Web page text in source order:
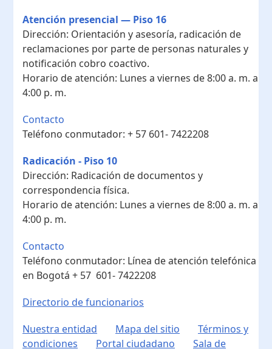
Atención presencial — Piso 16
Dirección: Orientación y asesoría, radicación de
reclamaciones por parte de personas naturales y
notificación cobro coactivo.
Horario de atención: Lunes a viernes de 8:00 a. m. a
4:00 p. m.
Contacto
Teléfono conmutador: + 57 601- 7422208
Radicación - Piso 10
Dirección: Radicación de documentos y
correspondencia física.
Horario de atención: Lunes a viernes de 8:00 a. m. a
4:00 p. m.
Contacto
Teléfono conmutador: Línea de atención telefónica
en Bogotá ​+ 57 601- 7422208
Directorio de funcionarios
Nuestra entidad
Mapa del sitio
Términos y
condiciones
Portal ciudadano Sala de